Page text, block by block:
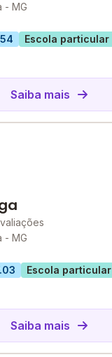
- MG
Escola particular
Saiba mais
- MG
Escola particular
Saiba mais